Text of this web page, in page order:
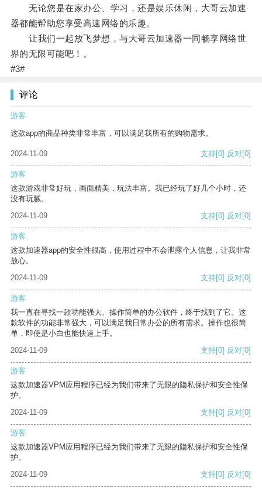
无论您是在家办公、学习，还是娱乐休闲，大哥云加速
器都能帮助您享受高速网络的乐趣。
让我们一起放飞梦想，与大哥云加速器一同畅享网络世
界的无限可能吧！。
#3#
评论
游客
这款app的商品种类非常丰富，可以满足我所有的购物需求。
2024-11-09 支持[0] 反对[0]
游客
这款游戏非常好玩，画面精美，玩法丰富。我已经玩了好几个小时，还
没有玩腻。
2024-11-09
支持[0] 反对[0]
游客
这款加速器app的安全性很高，使用过程中不会泄露个人信息，让我非常
放心。
2024-11-09
支持[0] 反对[0]
游客
我一直在寻找一款功能强大、操作简单的办公软件，终于找到了它。这
款软件的功能非常强大，可以满足我日常办公的所有需求。操作也很简
单，即使是小白也能快速上手。
2024-11-09
支持[0] 反对[0]
游客
这款加速器VPM应用程序已经为我们带来了无限的隐私保护和安全性保
护。
2024-11-09
支持[0] 反对[0]
游客
这款加速器VPM应用程序已经为我们带来了无限的隐私保护和安全性保
护。
2024-11-09
支持[0] 反对[0]